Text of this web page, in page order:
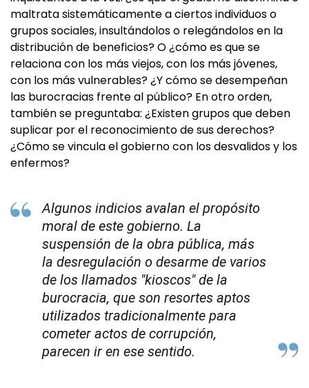
maltrata sistemáticamente a ciertos individuos o
grupos sociales, insultándolos o relegándolos en la
distribución de beneficios? O ¿cómo es que se
relaciona con los más viejos, con los más jóvenes,
con los más vulnerables? ¿Y cómo se desempeñan
las burocracias frente al público? En otro orden,
también se preguntaba: ¿Existen grupos que deben
suplicar por el reconocimiento de sus derechos?
¿Cómo se vincula el gobierno con los desvalidos y los
enfermos?
Algunos indicios avalan el propósito
moral de este gobierno. La
suspensión de la obra pública, más
la desregulación o desarme de varios
de los llamados "kioscos" de la
burocracia, que son resortes aptos
utilizados tradicionalmente para
cometer actos de corrupción,
parecen ir en ese sentido.